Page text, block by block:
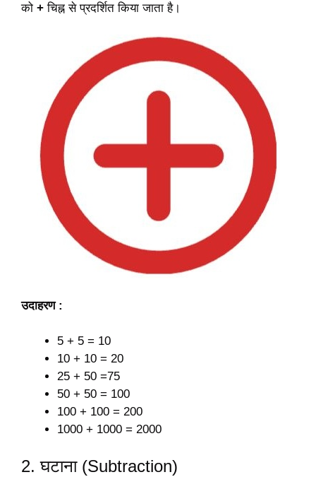
को + चिह्न से प्रदर्शित किया जाता है।
उदाहरण :
5 + 5 = 10
10 + 10 = 20
25 + 50 =75
50 + 50 = 100
100 + 100 = 200
1000 + 1000 = 2000
2. घटाना (Subtraction)